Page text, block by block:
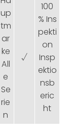
up
tm
ar
ke
All
e
Se
rie
n
√
100
% Ins
pekti
on
Insp
ektio
nsb
eric
ht